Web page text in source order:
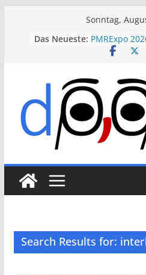
Sonntag,
Das Neueste: PMRExpo
VdS-
VALVE
Düsseldorf
ESSEN
Essen
Search Results for: